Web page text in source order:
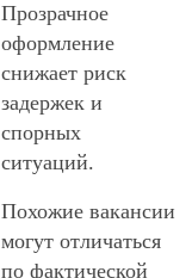
Прозрачное
оформление
снижает риск
задержек и
спорных
ситуаций.
Похожие вакансии
могут отличаться
по фактической